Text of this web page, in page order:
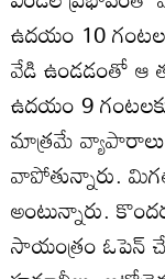
ఉదయం 10
వేడి ఉండడంతో ఆ
ఉదయం 9
మాత్రమే వ్యాపారాలు
వాపోతున్నారు.
అంటున్నారు.
సాయంత్రం ఓపెన్‌